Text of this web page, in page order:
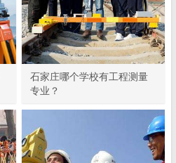
石家庄哪个学校有工程测量
专业？